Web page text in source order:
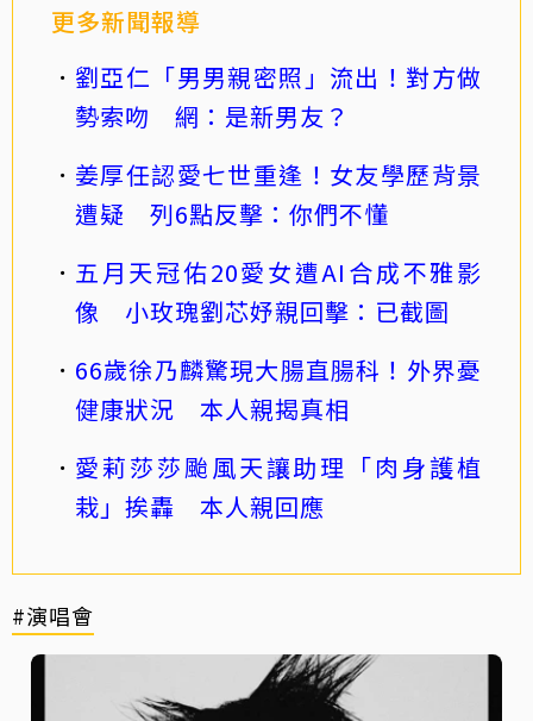
更多新聞報導
劉亞仁「男男親密照」流出！對方做
勢索吻 網：是新男友？
姜厚任認愛七世重逢！女友學歷背景
遭疑 列6點反擊：你們不懂
五月天冠佑20愛女遭AI合成不雅影
像 小玫瑰劉芯妤親回擊：已截圖
66歲徐乃麟驚現大腸直腸科！外界憂
健康狀況 本人親揭真相
愛莉莎莎颱風天讓助理「肉身護植
栽」挨轟 本人親回應
#演唱會